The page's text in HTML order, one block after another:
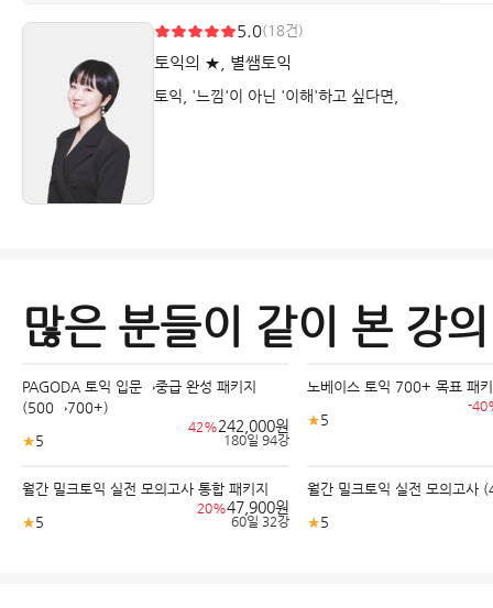
5.0(18건)
토익의 ★, 별쌤토익
토익, '느낌'이 아닌 '이해'하고 싶다면,
많은 분들이 같이 본 강
PAGODA 토익 입문→중급 완성 패키지
(500→700+)
42%242,000원
★5 180일·94강
노베이스 토익 700+ 목표 패
-
★5
월간 밀크토익 실전 모의고사 통합 패키지
20%47,900원
★5 60일·32강
월간 밀크토익 실전 모의고사
★5